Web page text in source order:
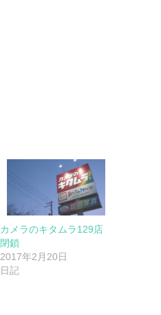
カメラのキタムラ129店
閉鎖
2017年2月20日
日記